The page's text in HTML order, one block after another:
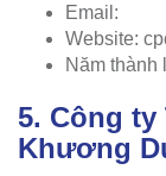
Email:
Website:
Năm thành
5. Công ty
Khương